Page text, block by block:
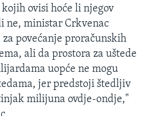
ovisi hoće li njegov
ne, ministar Crkvenac
povećanje proračunskih
ali da prostora za uštede
uopće ne mogu
jer predstoji štedljiv
milijuna ovdje-ondje,"